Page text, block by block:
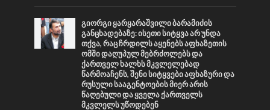
გიორგი ყარყარაშვილი ბარამიძის
განცხადებაზე: ისეთი სიტყვა არ უნდა
თქვა, რაც ჩრდილს აყენებს აფხაზეთის
ომში დაღუპულ მებრძოლებს და
ქართველ ხალხს მკვლელებად
წარმოაჩენს, შენი სიტყვები აფხაზური და
რუსული სააგენტოების მიერ არის
წაღებული და ყველა ქართველს
მკვლელს უწოდებენ